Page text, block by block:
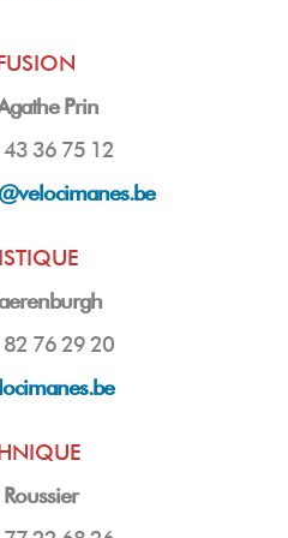
Prin
36 75 12
76 29 20